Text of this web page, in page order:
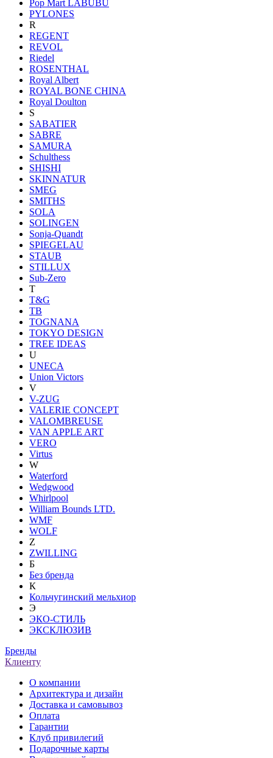
Pop Mart LABUBU
PYLONES
R
REGENT
REVOL
Riedel
ROSENTHAL
Royal Albert
ROYAL BONE CHINA
Royal Doulton
S
SABATIER
SABRE
SAMURA
Schulthess
SHISHI
SKINNATUR
SMEG
SMITHS
SOLA
SOLINGEN
Sonja-Quandt
SPIEGELAU
STAUB
STILLUX
Sub-Zero
T
T&G
TB
TOGNANA
TOKYO DESIGN
TREE IDEAS
U
UNECA
Union Victors
V
V-ZUG
VALERIE CONCEPT
VALOMBREUSE
VAN APPLE ART
VERO
Virtus
W
Waterford
Wedgwood
Whirlpool
William Bounds LTD.
WMF
WOLF
Z
ZWILLING
Б
Без бренда
К
Кольчугинский мельхиор
Э
ЭКО-СТИЛЬ
ЭКСКЛЮЗИВ
Бренды
Клиенту
О компании
Архитектура и дизайн
Доставка и самовывоз
Оплата
Гарантии
Клуб привилегий
Подарочные карты